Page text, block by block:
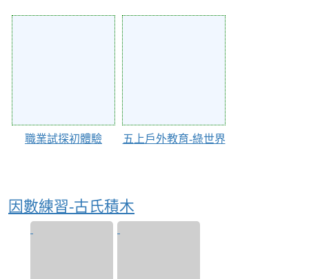
職業試探初體驗 五上戶外教育-綠世界
因數練習-古氏積木